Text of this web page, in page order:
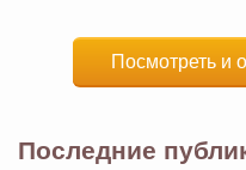
Посмотреть и
Последние